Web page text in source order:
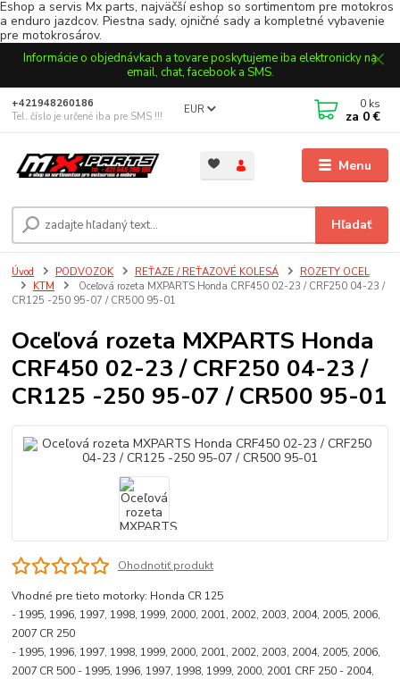
Eshop a servis Mx parts, najväčší eshop so sortimentom pre motokros
a enduro jazdcov. Piestna sady, ojničné sady a kompletné vybavenie
pre motokrosárov.
Informácie o objednávkach a tovare poskytujeme iba elektronicky na
email, chat, facebook a SMS.
Menu
EUR
Hľadať
+421948260186
Tel. číslo je určené iba pre SMS !!!
0 ks
za 0 €
Úvod PODVOZOK REŤAZE / REŤAZOVÉ KOLESÁ
ROZETY OCEL
KTM
Oceľová rozeta MXPARTS Honda CRF450 02-23 / CRF250 04-23 /
CR125 -250 95-07 / CR500 95-01
Oceľová rozeta MXPARTS Honda
CRF450 02-23 / CRF250 04-23 /
CR125 -250 95-07 / CR500 95-01
Ohodnotiť produkt
Vhodné pre tieto motorky: Honda CR 125
- 1995, 1996, 1997, 1998, 1999, 2000, 2001, 2002, 2003, 2004, 2005, 2006,
2007 CR 250
- 1995, 1996, 1997, 1998, 1999, 2000, 2001, 2002, 2003, 2004, 2005, 2006,
2007 CR 500 - 1995, 1996, 1997, 1998, 1999, 2000, 2001 CRF 250 - 2004,